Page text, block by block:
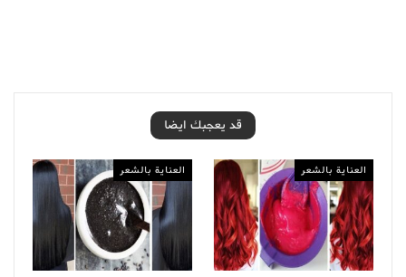
قد يعجبك ايضا
العناية بالشعر العناية بالشعر